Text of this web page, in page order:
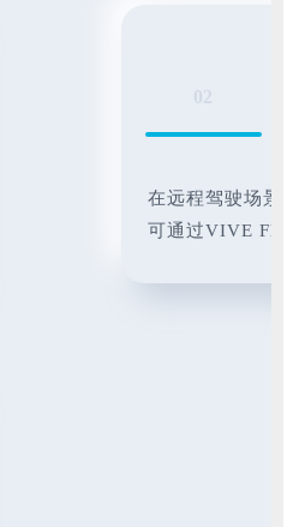
在远程驾驶场景
可通过VIVE